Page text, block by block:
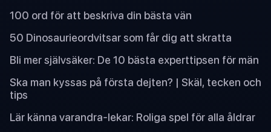
100 ord för att beskriva din bästa vän
50 Dinosaurieordvitsar som får dig att skratta
Bli mer självsäker: De 10 bästa experttipsen för män
Ska man kyssas på första dejten? | Skäl, tecken och
tips
Lär känna varandra-lekar: Roliga spel för alla åldrar